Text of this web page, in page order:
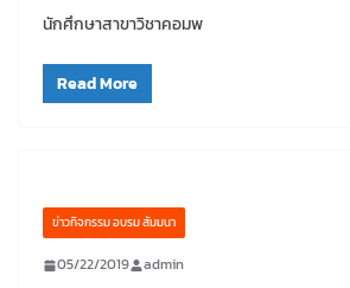
นักศึกษาสาขาวิชาคอมพ
Read More
ข่าวกิจกรรม อบรม สัมมนา
05/22/2019 admin